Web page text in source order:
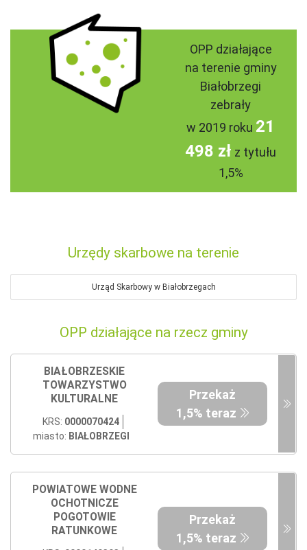
OPP działające
na terenie gminy
Białobrzegi
zebrały
w 2019 roku 21
498 zł z tytułu
1,5%
Urzędy skarbowe na terenie
Urząd Skarbowy w Białobrzegach
OPP działające na rzecz gminy
BIAŁOBRZESKIE
TOWARZYSTWO
KULTURALNE
KRS: 0000070424
miasto: BIAŁOBRZEGI
Przekaż
1,5% teraz
POWIATOWE WODNE
OCHOTNICZE
POGOTOWIE
RATUNKOWE
Przekaż
1,5% teraz